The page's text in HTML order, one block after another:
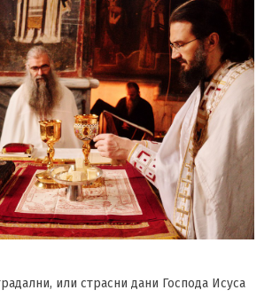
или страсни дани Господа Исуса